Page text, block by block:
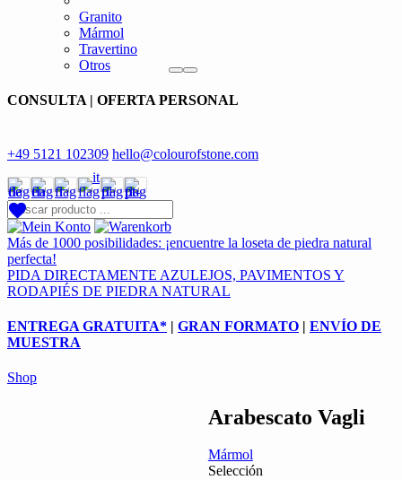
Granito
Mármol
Travertino
Otros
CONSULTA | OFERTA PERSONAL
+49 5121 102309 hello@colourofstone.com
Más de 1000 posibilidades: ¡encuentre la loseta de piedra natural
perfecta!
PIDA DIRECTAMENTE AZULEJOS, PAVIMENTOS Y
RODAPIÉS DE PIEDRA NATURAL
ENTREGA GRATUITA* | GRAN FORMATO | ENVÍO DE
MUESTRA
Shop
Arabescato Vagli
Mármol
Selección